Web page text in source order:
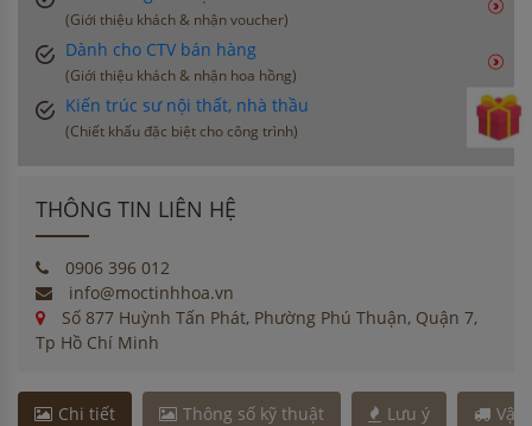
(Giới thiệu khách & nhận voucher)
Dành cho CTV bán hàng
(Giới thiệu khách & nhận hoa hồng)
Kiến trúc sư nội thất, nhà thầu
(Chiết khấu đặc biệt cho công trình)
THÔNG TIN LIÊN HỆ
0906 396 012
info@moctinhhoa.vn
Số 877 Huỳnh Tấn Phát, Phường Phú Thuận, Quận 7,
Tp Hồ Chí Minh
Chi tiết Thông số kỹ thuật Lưu ý Vận